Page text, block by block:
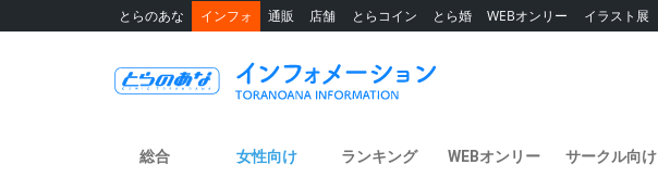
とらのあな インフォ 通販 店舗 とらコイン とら婚 WEBオンリー イラスト展
総合 女性向け ランキング WEBオンリー サークル向け